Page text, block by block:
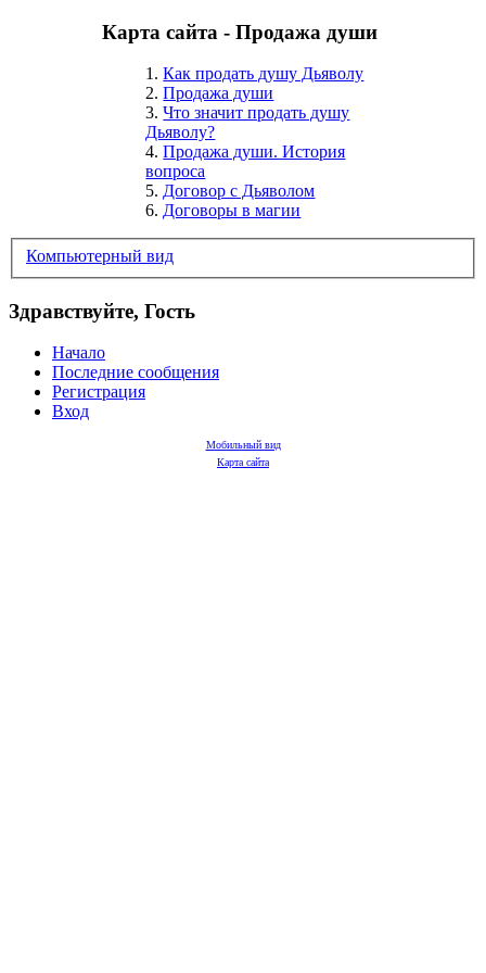
Карта сайта - Продажа души
1.Как продать душу Дьяволу
2.Продажа души
3.Что значит продать душу
Дьяволу?
4.Продажа души. История
вопроса
5.Договор с Дьяволом
6.Договоры в магии
Компьютерный вид
Здравствуйте, Гость
Начало
Последние сообщения
Регистрация
Вход
Мобильный вид
Карта сайта